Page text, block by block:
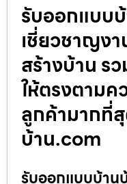
รับออกแบบ
เชี่ยวชาญง
สร้างบ้าน ร
ให้ตรงตาม
ลูกค้ามากที่
บ้าน.com
รับออกแบบบ้าน